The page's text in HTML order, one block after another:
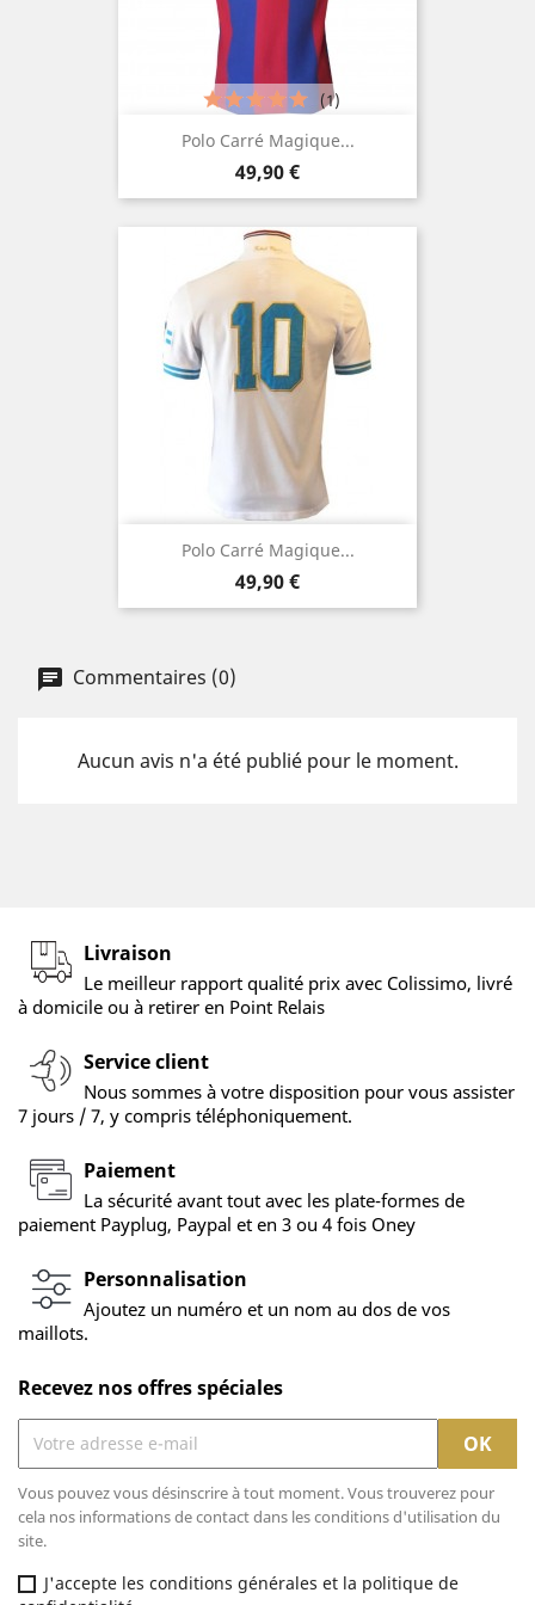
Polo Carré Magique...
Prix
49,90 €
(1)
Polo Carré Magique...
Prix
49,90 €
Commentaires (0)
Aucun avis n'a été publié pour le moment.
Livraison
Le meilleur rapport qualité prix avec Colissimo, livré
à domicile ou à retirer en Point Relais
Service client
Nous sommes à votre disposition pour vous assister
7 jours / 7, y compris téléphoniquement.
Paiement
La sécurité avant tout avec les plate-formes de
paiement Payplug, Paypal et en 3 ou 4 fois Oney
Personnalisation
Ajoutez un numéro et un nom au dos de vos
maillots.
Recevez nos offres spéciales
Vous pouvez vous désinscrire à tout moment. Vous trouverez pour
cela nos informations de contact dans les conditions d'utilisation du
site.
J'accepte les conditions générales et la politique de